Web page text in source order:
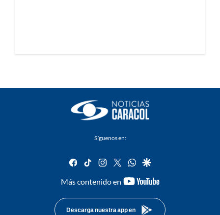
Síguenos en:
facebook
tiktok instagram
twitterwhatsapp
google
Más contenido en
youtube-
Descarga nuestra app en